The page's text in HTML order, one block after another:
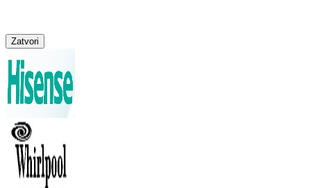
Zatvori